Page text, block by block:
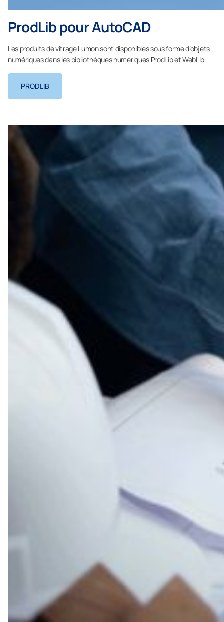
ProdLib pour AutoCAD
Les produits de vitrage Lumon sont disponibles sous forme d’objets
numériques dans les bibliothèques numériques ProdLib et WebLib.
PRODLIB